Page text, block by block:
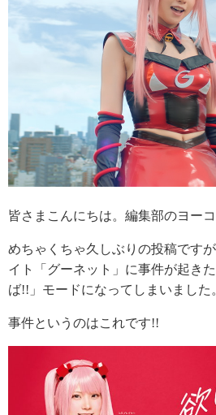
皆さまこんにちは。編集部のヨーコ
めちゃくちゃ久しぶりの投稿です
イト「グーネット」に事件が起き
ば!!」モードになってしまいました
事件というのはこれです!!